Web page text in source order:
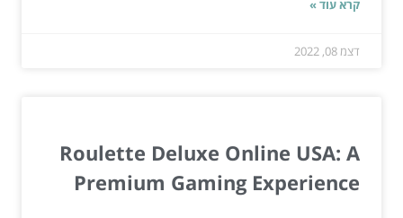
קרא עוד »
דצמ 08, 2022
Roulette Deluxe Online USA: A
Premium Gaming Experience